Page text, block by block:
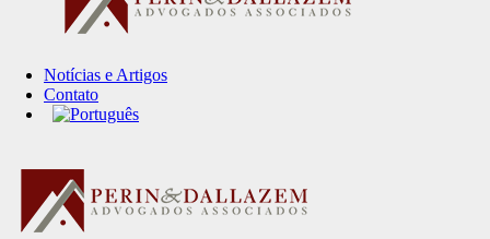
Notícias e Artigos
Contato